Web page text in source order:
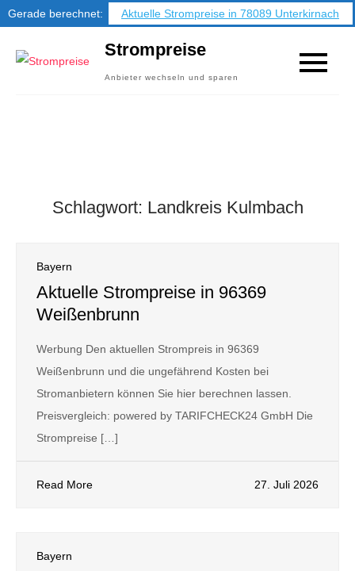
Gerade berechnet:
Aktuelle Strompreise in 78089 Unterkirnach
Strompreise
Anbieter wechseln und sparen
Schlagwort: Landkreis Kulmbach
Bayern
Aktuelle Strompreise in 96369
Weißenbrunn
Werbung Den aktuellen Strompreis in 96369
Weißenbrunn und die ungefährend Kosten bei
Stromanbietern können Sie hier berechnen lassen.
Preisvergleich: powered by TARIFCHECK24 GmbH Die
Strompreise […]
Read More 27. Juli 2026
Bayern